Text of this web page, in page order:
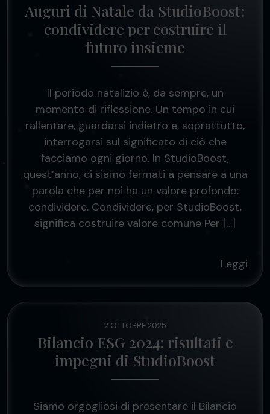
Auguri di Natale da StudioBoost:
condividere per costruire il
futuro insieme
Il periodo natalizio è, da sempre, un
momento di riflessione. Un tempo in cui
rallentare, guardarsi indietro e, soprattutto,
interrogarsi sul significato di ciò che
facciamo ogni giorno. In StudioBoost,
quest’anno, ci siamo fermati a pensare a una
parola che per noi ha un valore profondo:
condividere. Condividere, per StudioBoost,
significa costruire valore comune Per […]
Leggi
2 OTTOBRE 2025
Bilancio ESG 2024: risultati e
impegni di StudioBoost
Siamo orgogliosi di presentare il Bilancio